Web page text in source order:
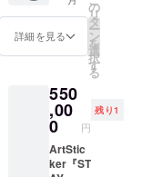
載がな
い場合
は、こ
ちらで
テーマ
させて
いただ
きま
す。 飾
る場所
がお決
Espron
ceda 滞
在制作
品 Joy
2019
0cm バ
ルセロ
ナから
日本へ
配送
し、キ
詳細を見る
の
リ
タ
ー
ン
を
選
択
す
る
550
,00
0 円
残り1
ArtStic
ker『ST